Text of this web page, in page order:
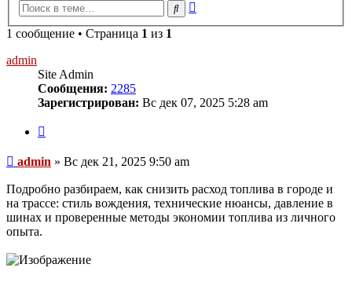
Поиск
1 сообщение • Страница 1 из 1
admin
Site Admin
Сообщения: 2285
Зарегистрирован: Вс дек 07, 2025 5:28 am
Сообщение
admin » Вс дек 21, 2025 9:50 am
Подробно разбираем, как снизить расход топлива в городе и
на трассе: стиль вождения, технические нюансы, давление в
шинах и проверенные методы экономии топлива из личного
опыта.